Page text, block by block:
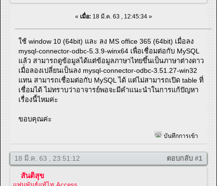
« เมื่อ: 18 มี.ค. 63 , 12:45:34 »
ใช้ window 10 (64bit) และ ลง MS office 365 (64bit) เมื่อลง
mysql-connector-odbc-5.3.9-winx64 เพื่อเชื่อมต่อกับ MySQL
แล้ว สามารถดูข้อมูลได้แต่ข้อมูลภาษาไทยขึ้นเป็นภาษาต่างดาว
เมื่่อลองเปลี่ยนเป็นลง mysql-connector-odbc-3.51.27-win32
แทน สามารถเชื่อมต่อกับ MySQL ได้ แต่ไม่สามารถเปิด table ที่
เชื่อมได้ ไม่ทราบว่าอาจารย์พอจะมีคำแนะนำในการแก้ปัญหา
เรื่องนี้ไหมค่ะ
ขอบคุณค่ะ
บันทึกการเข้า
18 มี.ค. 63 , 23:51:12 ตอบกลับ #1
สันติสุข